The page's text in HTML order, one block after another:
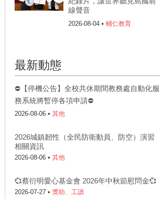
線聲音
2026-08-04 • 輔仁教育
最新動態
⛔【停機公告】全校共休期間教務處自動化服
務系統將暫停各項申請⛔
2026-08-06 • 其他
2026城鎮韌性（全民防衛動員、防空）演習
相關資訊
2026-08-06 • 其他
💞蔡衍明愛心基金會 2026年中秋節慰問金💞
2026-07-27 • 獎助、工讀